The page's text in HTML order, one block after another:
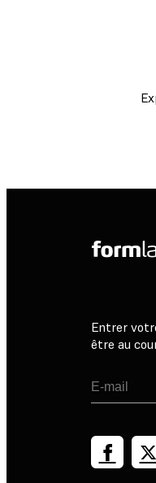
Entrer
être au